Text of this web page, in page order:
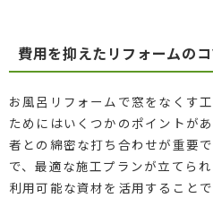
費用を抑えたリフォームの
お風呂リフォームで窓をなくす
ためにはいくつかのポイントが
者との綿密な打ち合わせが重要
で、最適な施工プランが立てら
利用可能な資材を活用すること